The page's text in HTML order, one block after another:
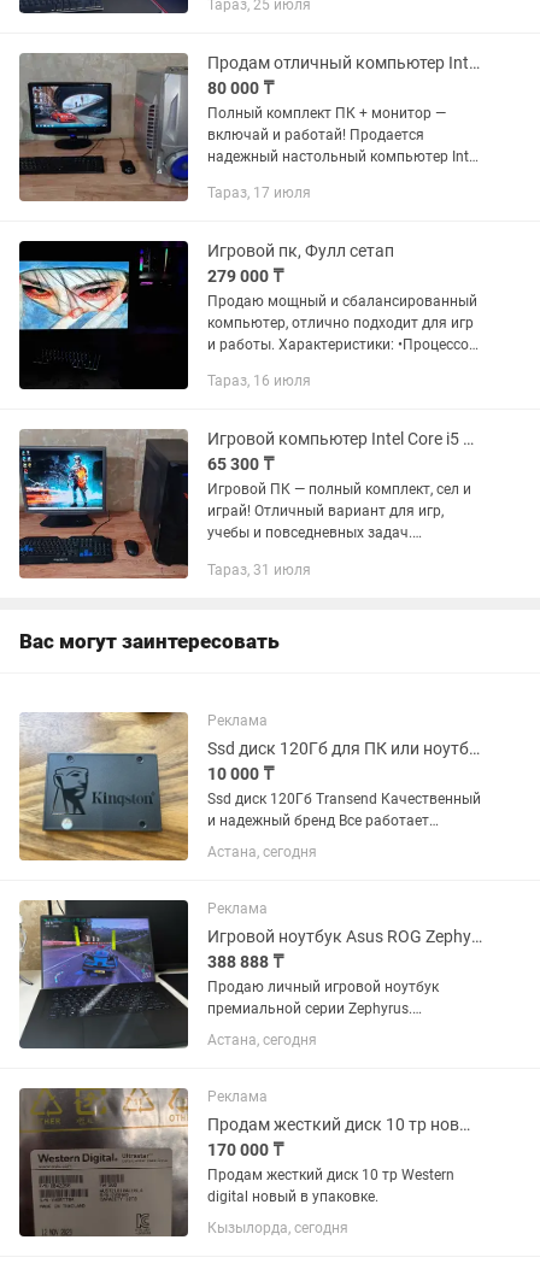
6G Оперативная память 16гб Adata
Тараз, 25 июля
Продам отличный компьютер Intel Core i5 в полном комплекте для работы, игр
80 000 ₸
Полный комплект ПК + монитор —
включай и работай! Продается
надежный настольный компьютер Intel
докупать не нужно — подключил и
Тараз, 17 июля
Игровой пк, Фулл сетап
279 000 ₸
Продаю мощный и сбалансированный
компьютер, отлично подходит для игр
и работы. Характеристики: •Процессор:
•Видеокарта: GTX 1660 Ti (тянет все
Тараз, 16 июля
Игровой компьютер Intel Core i5 в полном комплекте для общего использования
65 300 ₸
Игровой ПК — полный комплект, сел и
играй! Отличный вариант для игр,
учебы и повседневных задач.
— ничего докупать не нужно! 💻
Тараз, 31 июля
Вас могут заинтересовать
Реклама
Ssd диск 120Гб для ПК или ноутбука
10 000 ₸
Ssd диск 120Гб Transend Качественный
и надежный бренд Все работает
Подойдёт для ПК или ноутбука С ним
компьютер будет работать намного
продажей показать что...
Астана, сегодня
Реклама
Игровой ноутбук Asus ROG Zephyrus M16 [2021]
388 888 ₸
Продаю личный игровой ноутбук
премиальной серии Zephyrus.
Покупался в конце 2021 года.
Последние два года практически не
стационарный ПК. Ноутбук полностью
обслужен,...
Астана, сегодня
Реклама
Продам жесткий диск 10 тр новый в упаковке.
170 000 ₸
Продам жесткий диск 10 тр Western
digital новый в упаковке.
Кызылорда, сегодня